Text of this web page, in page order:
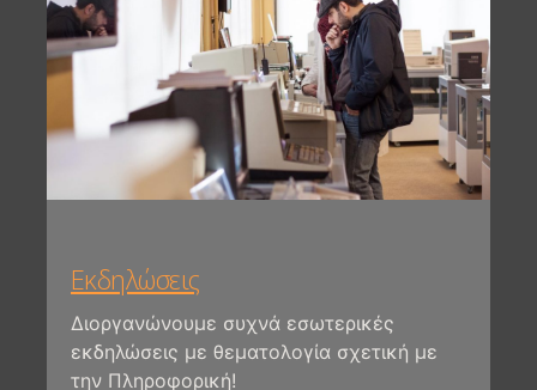
Εκδηλώσεις
Διοργανώνουμε συχνά εσωτερικές
εκδηλώσεις με θεματολογία σχετική με
την Πληροφορική!